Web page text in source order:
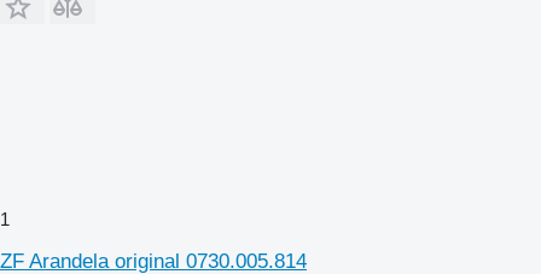
1
ZF Arandela original 0730.005.814